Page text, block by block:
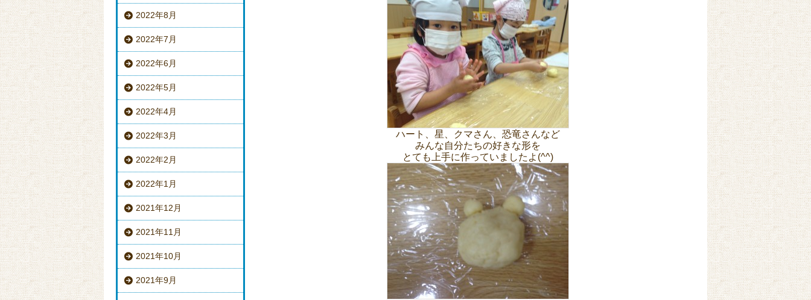
2022年8月
2022年7月
2022年6月
2022年5月
2022年4月
2022年3月
2022年2月
2022年1月
2021年12月
2021年11月
2021年10月
2021年9月
ハート、星、クマさん、恐竜さんなど
みんな自分たちの好きな形を
とても上手に作っていましたよ(^^)